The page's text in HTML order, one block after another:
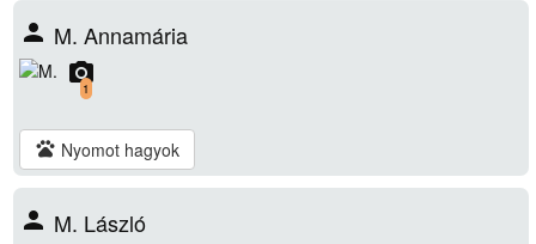
person M. Annamária
camera_alt
1
pets Nyomot hagyok
person M. László